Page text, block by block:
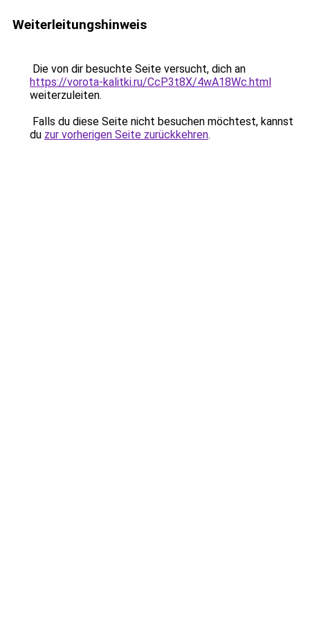
Weiterleitungshinweis
Die von dir besuchte Seite versucht, dich an
https://vorota-kalitki.ru/CcP3t8X/4wA18Wc.html
weiterzuleiten.
Falls du diese Seite nicht besuchen möchtest, kannst
du zur vorherigen Seite zurückkehren.